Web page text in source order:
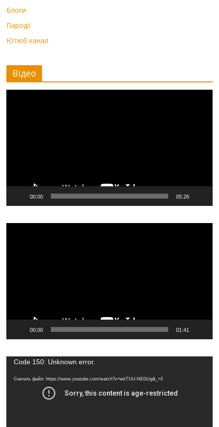
Блоги
Пародії
Ютюб канал
Відео
00:00 05:26
00:00 01:41
Видеоплеер
Code 150: Unknown error.
Скачать файл: https://www.youtube.com/watch?v=wkTUU-NEGUg&_=3